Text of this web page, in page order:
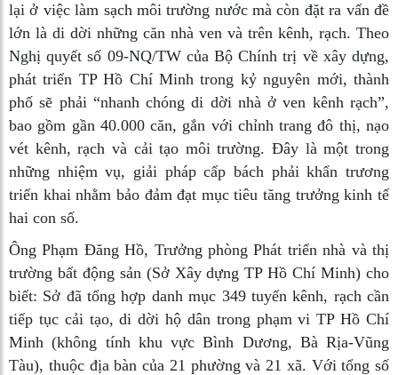
lại ở việc làm sạch môi trường nước mà còn đặt ra vấn đề
lớn là di dời những căn nhà ven và trên kênh, rạch. Theo
Nghị quyết số 09-NQ/TW của Bộ Chính trị về xây dựng,
phát triển TP Hồ Chí Minh trong kỷ nguyên mới, thành
phố sẽ phải “nhanh chóng di dời nhà ở ven kênh rạch”,
bao gồm gần 40.000 căn, gắn với chỉnh trang đô thị, nạo
vét kênh, rạch và cải tạo môi trường. Đây là một trong
những nhiệm vụ, giải pháp cấp bách phải khẩn trương
triển khai nhằm bảo đảm đạt mục tiêu tăng trưởng kinh tế
hai con số.
Ông Phạm Đăng Hồ, Trưởng phòng Phát triển nhà và thị
trường bất động sản (Sở Xây dựng TP Hồ Chí Minh) cho
biết: Sở đã tổng hợp danh mục 349 tuyến kênh, rạch cần
tiếp tục cải tạo, di dời hộ dân trong phạm vi TP Hồ Chí
Minh (không tính khu vực Bình Dương, Bà Rịa-Vũng
Tàu), thuộc địa bàn của 21 phường và 21 xã. Với tổng số